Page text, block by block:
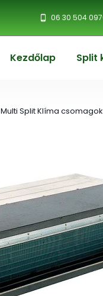
06 30 504
Kezdőlap Split
Multi Split Klíma csomagok